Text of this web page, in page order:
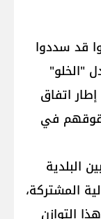
قد سددوا
بدل "الخلو"
اتفاق
في
البلدية
المشتركة،
التوازن